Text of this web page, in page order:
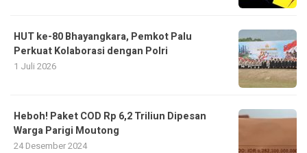
HUT ke-80 Bhayangkara, Pemkot Palu
Perkuat Kolaborasi dengan Polri
1 Juli 2026
Heboh! Paket COD Rp 6,2 Triliun Dipesan
Warga Parigi Moutong
24 Desember 2024